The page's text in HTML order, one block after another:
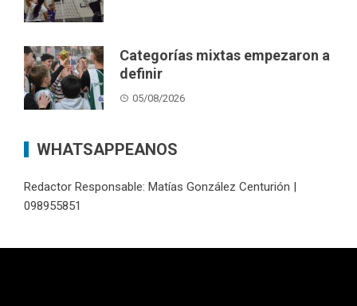
Categorías mixtas empezaron a
definir
05/08/2026
WHATSAPPEANOS
Redactor Responsable: Matías González Centurión |
098955851